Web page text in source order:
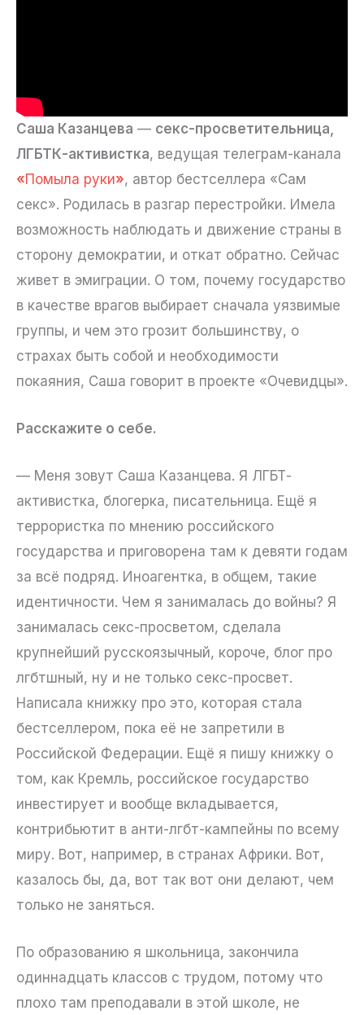
Саша Казанцева — секс-просветительница,
ЛГБТК-активистка, ведущая телеграм-канала
«Помыла руки», автор бестселлера «Сам
секс». Родилась в разгар перестройки. Имела
возможность наблюдать и движение страны в
сторону демократии, и откат обратно. Сейчас
живет в эмиграции. О том, почему государство
в качестве врагов выбирает сначала уязвимые
группы, и чем это грозит большинству, о
страхах быть собой и необходимости
покаяния, Саша говорит в проекте «Очевидцы».
Расскажите о себе.
— Меня зовут Саша Казанцева. Я ЛГБТ-
активистка, блогерка, писательница. Ещё я
террористка по мнению российского
государства и приговорена там к девяти годам
за всё подряд. Иноагентка, в общем, такие
идентичности. Чем я занималась до войны? Я
занималась секс-просветом, сделала
крупнейший русскоязычный, короче, блог про
лгбтшный, ну и не только секс-просвет.
Написала книжку про это, которая стала
бестселлером, пока её не запретили в
Российской Федерации. Ещё я пишу книжку о
том, как Кремль, российское государство
инвестирует и вообще вкладывается,
контрибьютит в анти-лгбт-кампейны по всему
миру. Вот, например, в странах Африки. Вот,
казалось бы, да, вот так вот они делают, чем
только не заняться.
По образованию я школьница, закончила
одиннадцать классов с трудом, потому что
плохо там преподавали в этой школе, не